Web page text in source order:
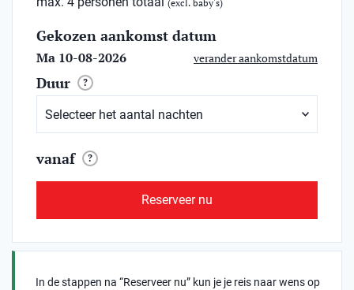
(excl. baby's)
Gekozen aankomst datum
Ma 10-08-2026 verander aankomstdatum
Duur ?
vanaf ?
Reserveer nu
In de stappen na “Reserveer nu” kun je je reis naar wens op